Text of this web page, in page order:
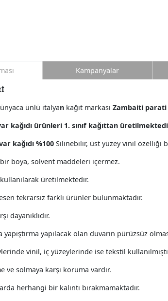
ünlü italyan kağıt markası Zambaiti
kağıdı ürünleri 1. sınıf kağıttan
kağıdı %100 Silinebilir, üst yüzey vinil özelliği
boya, solvent maddeleri içermez.
üretilmektedir.
tekrarsız farklı ürünler bulunmaktadır.
dayanıklıdır.
yapıştırma yapılacak olan duvarın pürüzsüz
vinil, iç yüzeylerinde ise tekstil
ve solmaya karşı koruma vardır.
herhangi bir kalıntı bırakmamaktadır.
Kampanyalar